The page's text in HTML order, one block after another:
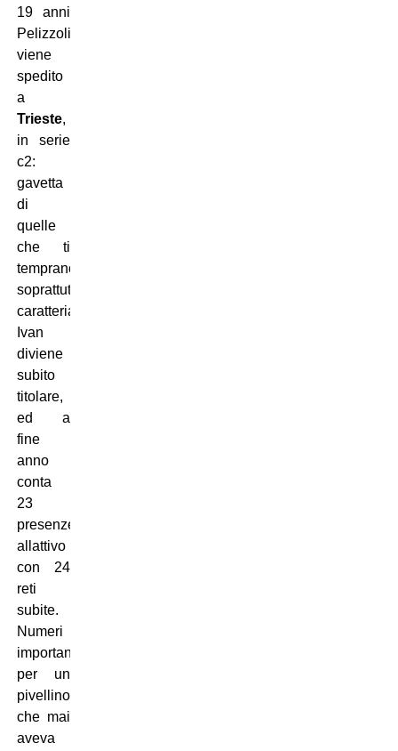
19 anni
Pelizzoli
viene
spedito
a
Trieste,
in serie
c2:
gavetta
di
quelle
che ti
temprano,
soprattutto
caratterialmente.
Ivan
diviene
subito
titolare,
ed a
fine
anno
conta
23
presenze
allattivo
con 24
reti
subite.
Numeri
importanti
per un
pivellino,
che mai
aveva